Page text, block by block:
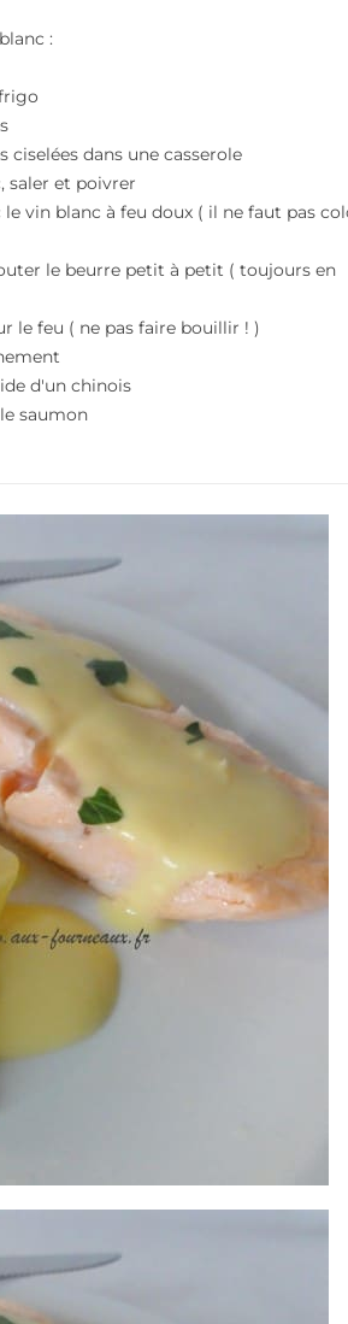
:
ciselées dans une casserole
saler et poivrer
le vin blanc à feu doux ( il ne faut pas
le beurre petit à petit ( toujours en
le feu ( ne pas faire bouillir ! )
d'un chinois
saumon